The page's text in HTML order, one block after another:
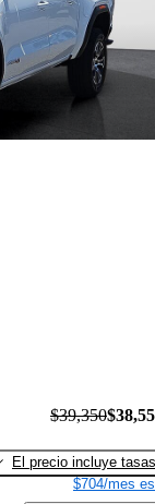
$39,350
El precio incluye tasas
$704/mes